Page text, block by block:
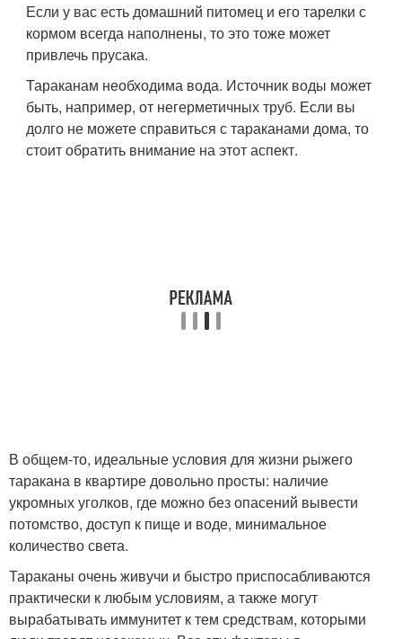
Если у вас есть домашний питомец и его тарелки с
кормом всегда наполнены, то это тоже может
привлечь прусака.
Тараканам необходима вода. Источник воды может
быть, например, от негерметичных труб. Если вы
долго не можете справиться с тараканами дома, то
стоит обратить внимание на этот аспект.
В общем-то, идеальные условия для жизни рыжего
таракана в квартире довольно просты: наличие
укромных уголков, где можно без опасений вывести
потомство, доступ к пище и воде, минимальное
количество света.
Тараканы очень живучи и быстро приспосабливаются
практически к любым условиям, а также могут
вырабатывать иммунитет к тем средствам, которыми